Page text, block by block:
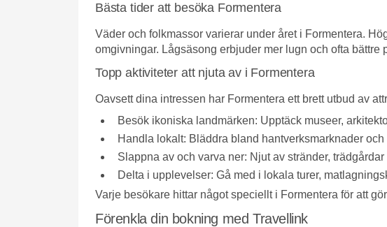
Bästa tider att besöka Formentera
Väder och folkmassor varierar under året i Formentera.
omgivningar. Lågsäsong erbjuder mer lugn och ofta
Topp aktiviteter att njuta av i Formentera
Oavsett dina intressen har Formentera ett brett utbud av
Besök ikoniska landmärken: Upptäck museer,
Handla lokalt: Bläddra bland hantverksmarknader
Slappna av och varva ner: Njut av stränder,
Delta i upplevelser: Gå med i lokala turer,
Varje besökare hittar något speciellt i Formentera för att
Förenkla din bokning med Travellink